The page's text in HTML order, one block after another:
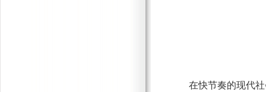
在快节奏的现代